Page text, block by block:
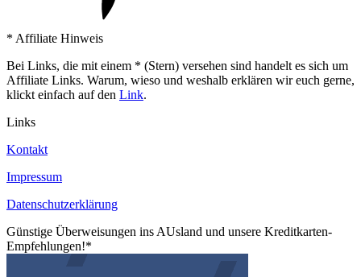
* Affiliate Hinweis
Bei Links, die mit einem * (Stern) versehen sind handelt es sich um
Affiliate Links. Warum, wieso und weshalb erklären wir euch gerne,
klickt einfach auf den Link.
Links
Kontakt
Impressum
Datenschutzerklärung
Günstige Überweisungen ins AUsland und unsere Kreditkarten-
Empfehlungen!*